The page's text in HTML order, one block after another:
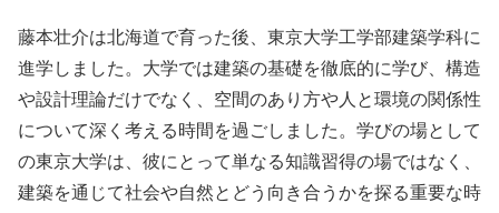
藤本壮介は北海道で育った後、東京大学工学部建築学科に
進学しました。大学では建築の基礎を徹底的に学び、構造
や設計理論だけでなく、空間のあり方や人と環境の関係性
について深く考える時間を過ごしました。学びの場として
の東京大学は、彼にとって単なる知識習得の場ではなく、
建築を通じて社会や自然とどう向き合うかを探る重要な時